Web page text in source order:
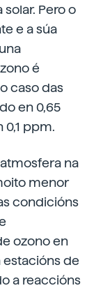
Pero o
e a súa
é
caso das
en 0,65
0,1 ppm.
na
menor
condicións
ozono en
de
a reaccións